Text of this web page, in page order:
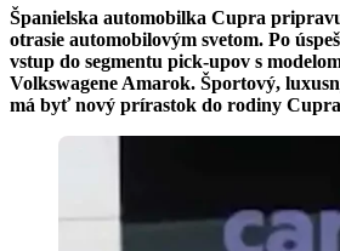
Španielska automobilka Cupra
otrasie automobilovým svetom. Po
vstup do segmentu pick-upov s
Volkswagene Amarok. Športový,
má byť nový prírastok do rodiny